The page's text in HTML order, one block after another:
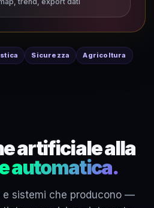
Sicurezza Agricoltura
artificiale alla
automatica.
e sistemi che producono —